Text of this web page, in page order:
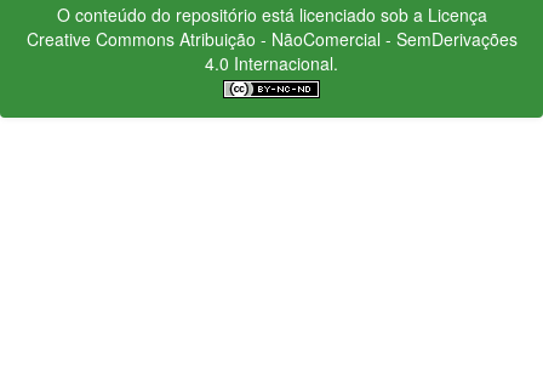
O conteúdo do repositório está licenciado sob a Licença
Creative CommonsAtribuição - NãoComercial - SemDerivações
4.0 Internacional.